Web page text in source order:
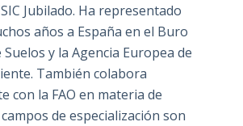
Jubilado. Ha representado
años a España en el Buro
y la Agencia Europea de
También colabora
con la FAO en materia de
de especialización son